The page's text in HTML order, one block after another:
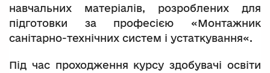
навчальних матеріалів, розроблених для
підготовки за професією «Монтажник
санітарно-технічних систем і устаткування«.
Під час проходження курсу здобувачі освіти